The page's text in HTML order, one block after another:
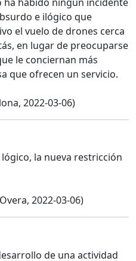
e ilógico que
el vuelo de drones cerca
en lugar de preocuparse
le conciernan más
que ofrecen un servicio.
2022-03-06)
la nueva restricción
2022-03-06)
de una actividad